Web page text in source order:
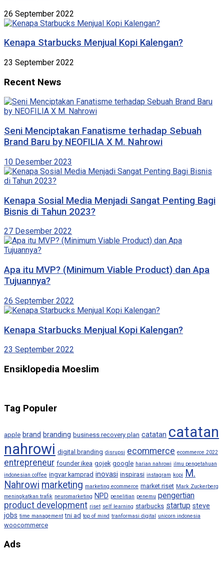
26 September 2022
Kenapa Starbucks Menjual Kopi Kalengan?
23 September 2022
Recent News
Seni Menciptakan Fanatisme terhadap Sebuah
Brand Baru by NEOFILIA X M. Nahrowi
10 Desember 2023
Kenapa Sosial Media Menjadi Sangat Penting Bagi
Bisnis di Tahun 2023?
27 Desember 2022
Apa itu MVP? (Minimum Viable Product) dan Apa
Tujuannya?
26 September 2022
Kenapa Starbucks Menjual Kopi Kalengan?
23 September 2022
Ensiklopedia Moeslim
Tag Populer
apple brand branding business recovery plan catatan catatan
nahrowi digital branding disrupsi ecommerce ecommerce 2022
entrepreneur founder ikea gojek google harian nahrowi ilmu pengetahuan
indonesian coffee ingvar kamprad inovasi inspirasi instagram kopi
M.
Nahrowi marketing marketing ecommerce market riset Mark Zuckerberg
meningkatkan trafik neuromarketing NPD penelitian penemu pengertian
product development riset self learning starbucks startup steve
jobs time management tni ad top of mind tranformasi digital unicorn indonesia
woocommerce
Ads